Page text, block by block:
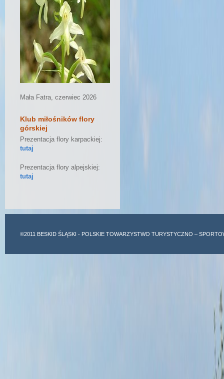
Mała Fatra, czerwiec 2026
Klub miłośników flory
górskiej
Prezentacja flory karpackiej:
tutaj
Prezentacja flory alpejskiej:
tutaj
©2011 BESKID ŚLĄSKI - POLSKIE TOWARZYSTWO TURYSTYCZNO –